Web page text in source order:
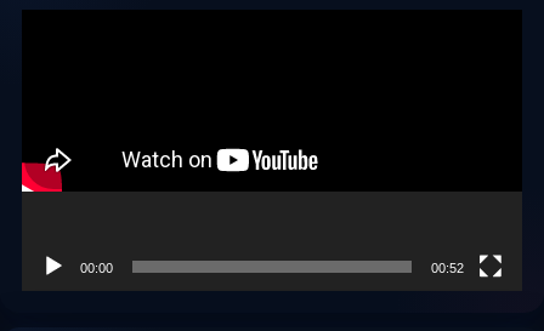
00:00 00:52